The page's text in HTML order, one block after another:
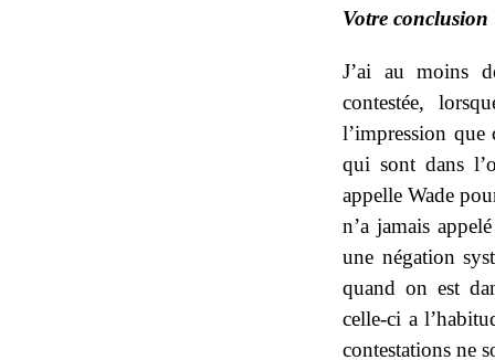
Votre conclusion
J’ai au moins
contestée,
l’impression
qui sont dans
appelle Wade
n’a jamais
une négation
quand on est
celle-ci a
contestations ne